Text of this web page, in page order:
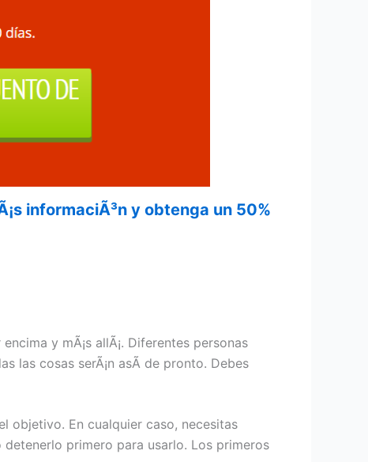
informaciÃ³n y obtenga un 50%
y mÃ¡s allÃ¡. Diferentes personas
las cosas serÃ¡n asÃ­ de pronto. Debes
objetivo. En cualquier caso, necesitas
primero para usarlo. Los primeros